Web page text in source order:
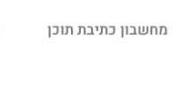
מחשבון כתיבת תוכן